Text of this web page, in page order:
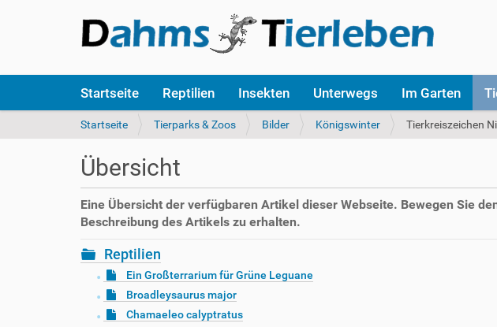
k
Startseite Reptilien Insekten Unterwegs Im Garten
S
e
s
i
n
d
i
e
Startseite Tierparks & Zoos Bilder Königswinter Tierkreiszeichen
Übersicht
Eine Übersicht der verfügbaren Artikel dieser Webseite. Bewegen Sie
Beschreibung des Artikels zu erhalten.
Reptilien
Ein Großterrarium für Grüne Leguane
Broadleysaurus major
Chamaeleo calyptratus